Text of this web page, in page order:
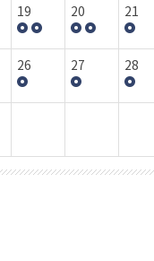
19 20 21
26 27 28